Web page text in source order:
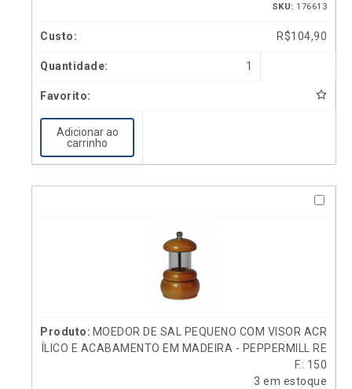
SKU: 176613
R$104,90
1
Adicionar ao
carrinho
MOEDOR DE SAL PEQUENO COM VISOR ACR
ÍLICO E ACABAMENTO EM MADEIRA - PEPPERMILL RE
F.: 150
3 em estoque